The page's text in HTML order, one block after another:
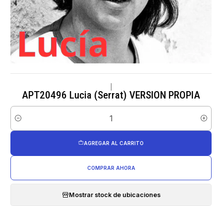
APT20496 Lucia (Serrat) VERSION PROPIA
Cantidad
AGREGAR AL CARRITO
COMPRAR AHORA
Mostrar stock de ubicaciones